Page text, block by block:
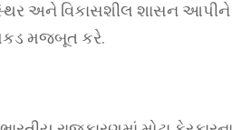
અને વિકાસશીલ શાસન આપીને
પકડ મજબૂત કરે.